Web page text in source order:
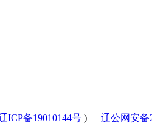
ICP备19010144号 )| 辽公网安备